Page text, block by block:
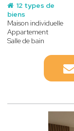
12 types de
biens
Maison individuelle
Appartement
Salle de bain